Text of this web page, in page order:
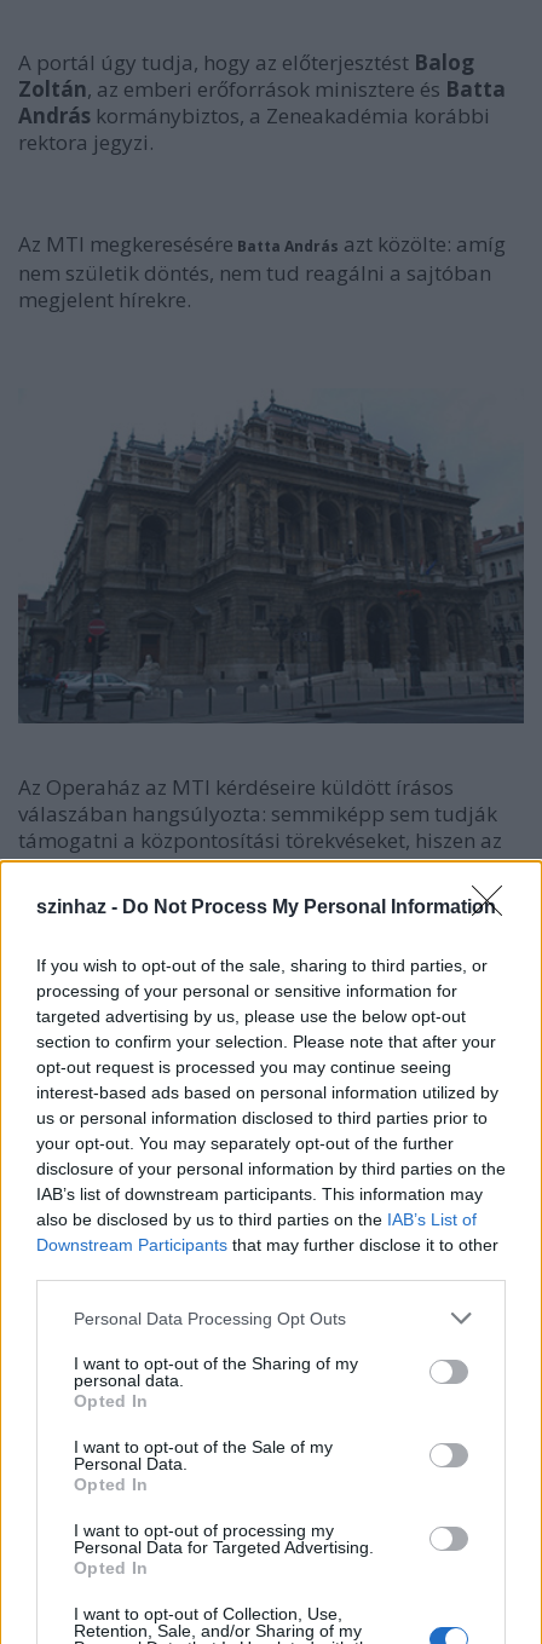
szinhaz - Do Not Process My Personal Information
If you wish to opt-out of the sale, sharing to third parties, or
processing of your personal or sensitive information for
targeted advertising by us, please use the below opt-out
section to confirm your selection. Please note that after your
opt-out request is processed you may continue seeing
interest-based ads based on personal information utilized by
us or personal information disclosed to third parties prior to
your opt-out. You may separately opt-out of the further
disclosure of your personal information by third parties on the
IAB’s list of downstream participants. This information may
also be disclosed by us to third parties on the IAB’s List of
Downstream Participants that may further disclose it to other
Please note that this website/app uses one or more Google
not limited to your visit or usage behaviour. You may click to
grant or deny consent to Google and its third-party tags to
use your data for below specified purposes in below Google
consent section.
Personal Data Processing Opt Outs
I want to opt-out of the Sharing of my
personal data.
Opted In
I want to opt-out of the Sale of my
Personal Data.
Opted In
I want to opt-out of processing my
Personal Data for Targeted Advertising.
Opted In
I want to opt-out of Collection, Use,
Retention, Sale, and/or Sharing of my
A portál úgy tudja, hogy az előterjesztést Balog
Zoltán, az emberi erőforrások minisztere és Batta
András kormánybiztos, a Zeneakadémia korábbi
rektora jegyzi.
Az MTI megkeresésére Batta András azt közölte: amíg
nem születik döntés, nem tud reagálni a sajtóban
megjelent hírekre.
Az Operaház az MTI kérdéseire küldött írásos
válaszában hangsúlyozta: semmiképp sem tudják
támogatni a központosítási törekvéseket, hiszen az
intézmény "130 éve, megalapítása óta önállóan
gazdálkodó, programtervező és megvalósításra is
képes apparátussal rendelkező egysége, ezért
mindenkori Magyar Államnak".
A közlés szerint az Opera, a Művészetek Palotája és a
Zeneakadémia vezetői rendszeres, informális
találkozókat tartottak az elmúlt két és fél évben,
amelyeken közös projektek ötletelése,
tapasztalatcsere, lobbiszervezés folyt.Batta András
kormánybiztosi kinevezése óta két alkalommal ültek
le, és ekkor szó esett bizonyos központosítási
törekvésekről is, a mostani előterjesztés szövege
azonban "gyökeresen eltér attól a tematikától is,
amelyről korábban, érintőlegesen szót váltott a
három vezető" - olvasható a tájékoztatásban.
Az operaházat a kormánybiztosi előterjesztés
kapták kézhez a kulturális államtitkárságtól, ám
mivel az nem nyilvános, arról nincs felhatalmazásuk
nyilatkozni.
Ugyancsak hangsúlyozzák, hogy az operaház tavalyi
mutatói alapján teljesítőképessége csúcsára
érkezett, látogatottsága megkétszereződött: az Erkel